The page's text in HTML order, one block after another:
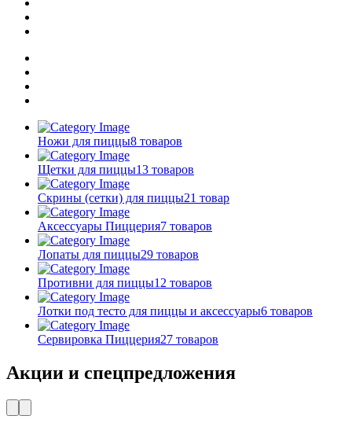
Ножи для пиццы8 товаров
Щетки для пиццы13 товаров
Скрины (сетки) для пиццы21 товар
Аксессуары Пиццерия7 товаров
Лопаты для пиццы29 товаров
Противни для пиццы12 товаров
Лотки под тесто для пиццы и аксессуары6 товаров
Сервировка Пиццерия27 товаров
Акции и спецпредложения